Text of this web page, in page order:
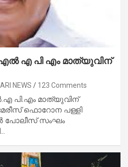
എ പി എം മാത്യുവിന്
NEWS 123 Comments
പി.എം മാത്യുവിന്
ഫൊറോന പള്ളി
പോലീസ് സംഘം